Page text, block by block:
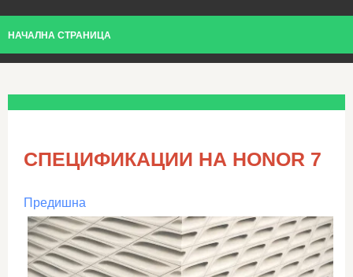
НАЧАЛНА СТРАНИЦА
СПЕЦИФИКАЦИИ НА HONOR 7
Предишна